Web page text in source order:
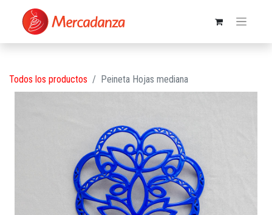
Todos los productos Peineta Hojas mediana